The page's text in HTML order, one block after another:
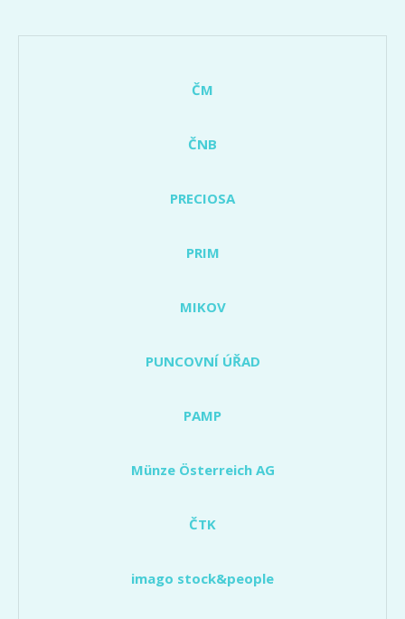
ČM
ČNB
PRECIOSA
PRIM
MIKOV
PUNCOVNÍ ÚŘAD
PAMP
Münze Österreich AG
ČTK
imago stock&people